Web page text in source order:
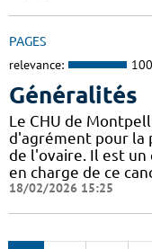
PAGES
relevance:
Généralités
Le CHU de
d'agrément pour la
de l'ovaire. Il est
en charge de ce
18/02/2026 15:25